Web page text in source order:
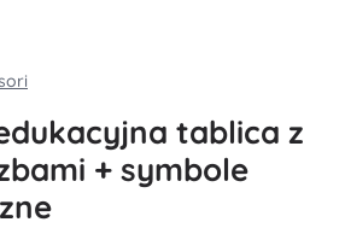
tablica z
+ symbole